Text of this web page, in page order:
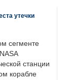
утечки
сегменте
станции
корабле